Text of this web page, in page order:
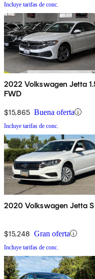
Incluye tarifas de conc.
2022 Volkswagen Jetta
FWD
$15,865 Buena oferta
Incluye tarifas de conc.
2020 Volkswagen Jetta S
$15,248 Gran oferta
Incluye tarifas de conc.